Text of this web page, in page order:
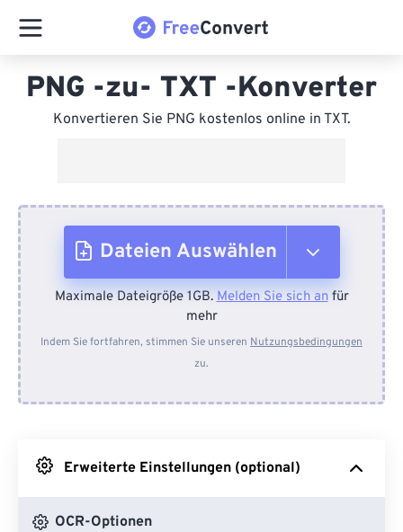
PNG -zu- TXT -Konverter
Konvertieren Sie PNG kostenlos online in TXT.
Dateien Auswählen
Vom Gerät
Von Dropbox
Maximale Dateigröße 1GB.Melden Sie sich anfür
mehr
Indem Sie fortfahren, stimmen Sie unseren Nutzungsbedingungen
zu.
Erweiterte Einstellungen (optional)
OCR-Optionen